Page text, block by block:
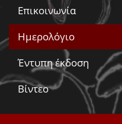
Επικοινωνία
Ημερολόγιο
Έντυπη έκδοση
Βίντεο